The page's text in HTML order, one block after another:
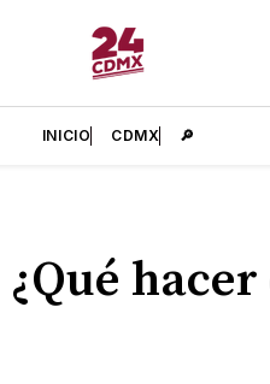
INICIO CDMX 🔎